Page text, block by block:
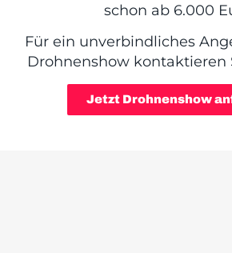
schon ab 6.000
Für ein unverbindliches
Drohnenshow kontaktieren
Jetzt Drohnenshow